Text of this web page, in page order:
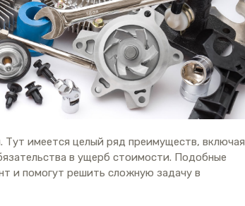
имеется целый ряд преимуществ, включая
в ущерб стоимости. Подобные
и помогут решить сложную задачу в